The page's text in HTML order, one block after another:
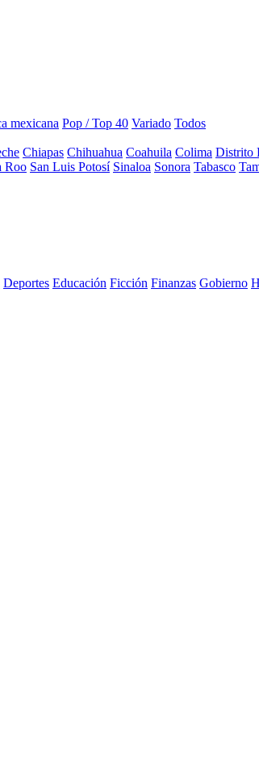
mexicana Pop / Top 40 Variado Todos
Chiapas Chihuahua Coahuila Colima Distrito
Roo San Luis Potosí Sinaloa Sonora Tabasco
Deportes Educación Ficción Finanzas Gobierno